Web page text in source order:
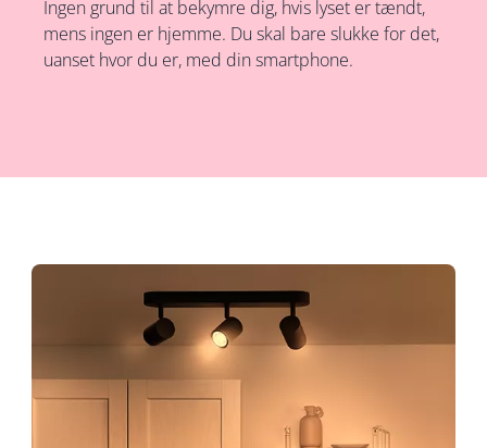
Ingen grund til at bekymre dig, hvis lyset er tændt,
mens ingen er hjemme. Du skal bare slukke for det,
uanset hvor du er, med din smartphone.